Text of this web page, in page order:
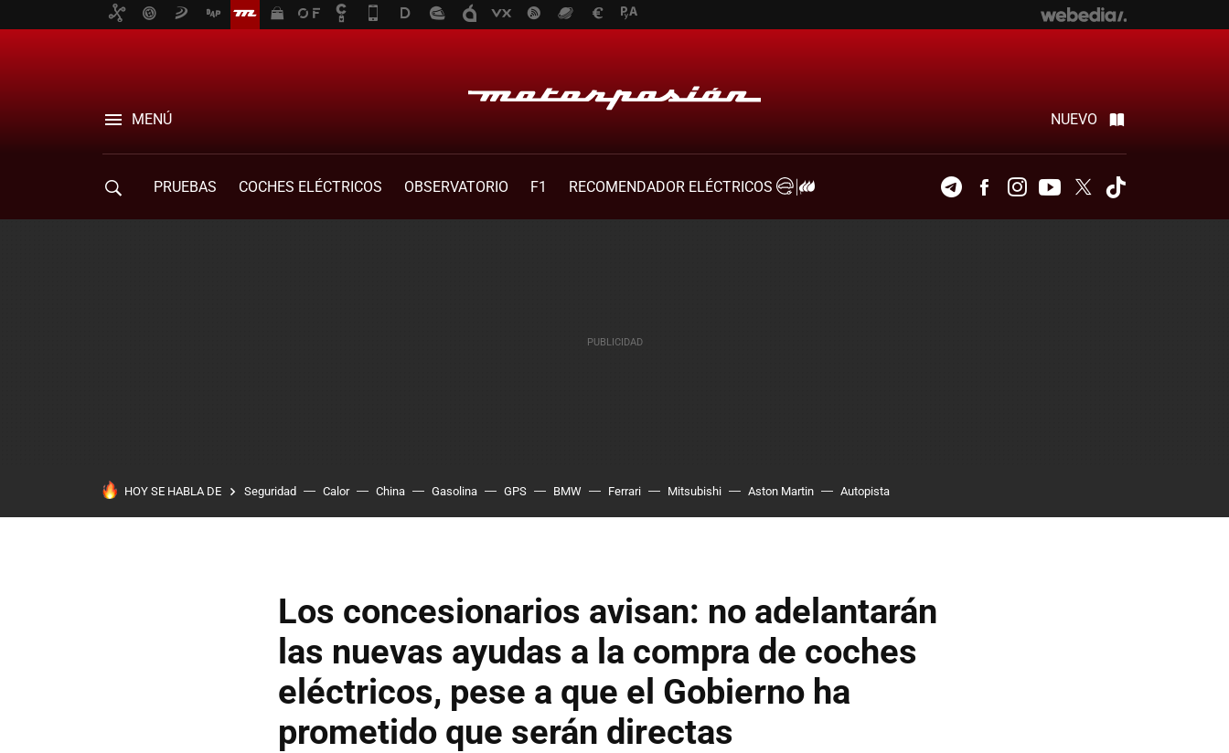
MENÚ NUEVO
PRUEBAS COCHES ELÉCTRICOS OBSERVATORIO F1
RECOMENDADOR ELÉCTRICOS
TelegramFacebookInstagramYoutubeTwitter
HOY SE HABLA DE Seguridad Calor China Gasolina GPS BMW Ferrari Mitsubishi Aston Martin Autopista
Los concesionarios avisan: no adelantarán
las nuevas ayudas a la compra de coches
eléctricos, pese a que el Gobierno ha
prometido que serán directas